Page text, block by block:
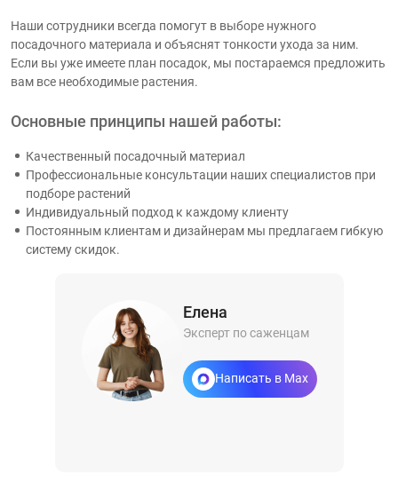
Наши сотрудники всегда помогут в выборе нужного
посадочного материала и объяснят тонкости ухода за ним.
Если вы уже имеете план посадок, мы постараемся предложить
вам все необходимые растения.
Основные принципы нашей работы:
Качественный посадочный материал
Профессиональные консультации наших специалистов при
подборе растений
Индивидуальный подход к каждому клиенту
Постоянным клиентам и дизайнерам мы предлагаем гибкую
систему скидок.
Елена
Эксперт по саженцам
Написать в Max